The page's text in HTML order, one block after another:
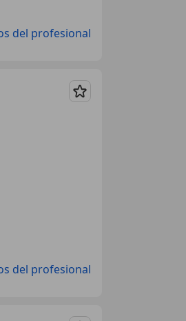
del profesional
Guardar
del profesional